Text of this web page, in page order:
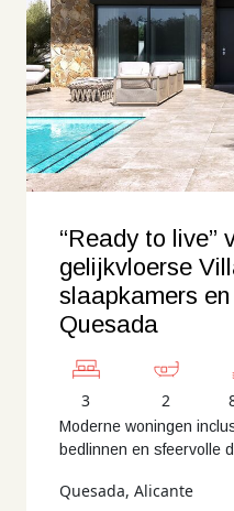
“Ready to live”
gelijkvloerse
slaapkamers
Quesada
3 2
Moderne woningen
bedlinnen en sfeervolle
Quesada, Alicante